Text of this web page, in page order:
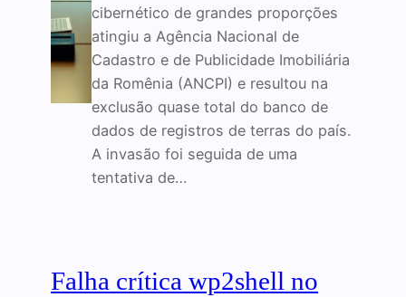
cibernético de grandes proporções
atingiu a Agência Nacional de
Cadastro e de Publicidade Imobiliária
da Romênia (ANCPI) e resultou na
exclusão quase total do banco de
dados de registros de terras do país.
A invasão foi seguida de uma
tentativa de…
Falha crítica wp2shell no